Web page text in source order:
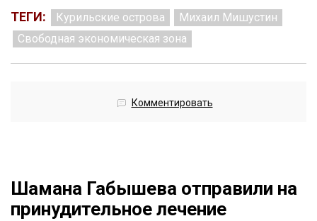
ТЕГИ: Курильские острова
Михаил Мишустин
Свободная экономическая зона
Комментировать
Шамана Габышева отправили на
принудительное лечение